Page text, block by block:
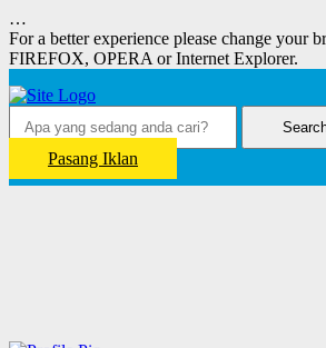
…
For a better experience please change your
FIREFOX, OPERA or Internet Explorer.
Pasang Iklan